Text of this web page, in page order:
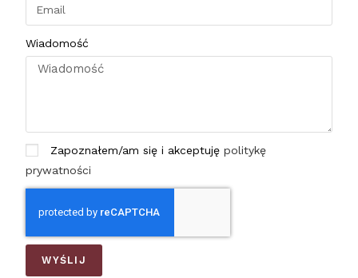
Wiadomość
Zapoznałem/am się i akceptujępolitykę
prywatności
WYŚLIJ